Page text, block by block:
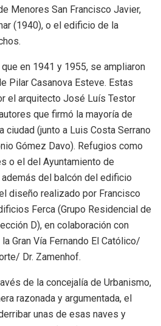
Menores San Francisco Javier,
(1940), o el edificio de la
en 1941 y 1955, se ampliaron
Pilar Casanova Esteve. Estas
el arquitecto José Luís Testor
que firmó la mayoría de
(junto a Luis Costa Serrano
Gómez Davo). Refugios como
o el del Ayuntamiento de
del balcón del edificio
diseño realizado por Francisco
Ferca (Grupo Residencial de
D), en colaboración con
Gran Vía Fernando El Católico/
Dr. Zamenhof.
de la concejalía de Urbanismo,
razonada y argumentada, el
unas de esas naves y